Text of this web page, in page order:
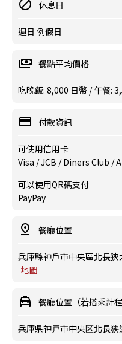
休息日
週日 例假日
餐點平均價格
吃晚飯: 8,000 日幣 / 午餐:
付款資訊
可使用信用卡
Visa / JCB / Diners Club /
可以使用QR碼支付
PayPay
餐廳位置
兵庫縣神戶市中央區北長
地圖
餐廳位置（若搭乘計
兵庫県神戸市中央区北長